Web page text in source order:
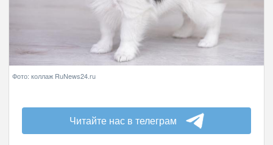
Фото: коллаж RuNews24.ru
Читайте нас в телеграм